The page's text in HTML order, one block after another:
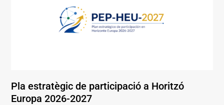
Pla estratègic de participació a Horitzó
Europa 2026-2027